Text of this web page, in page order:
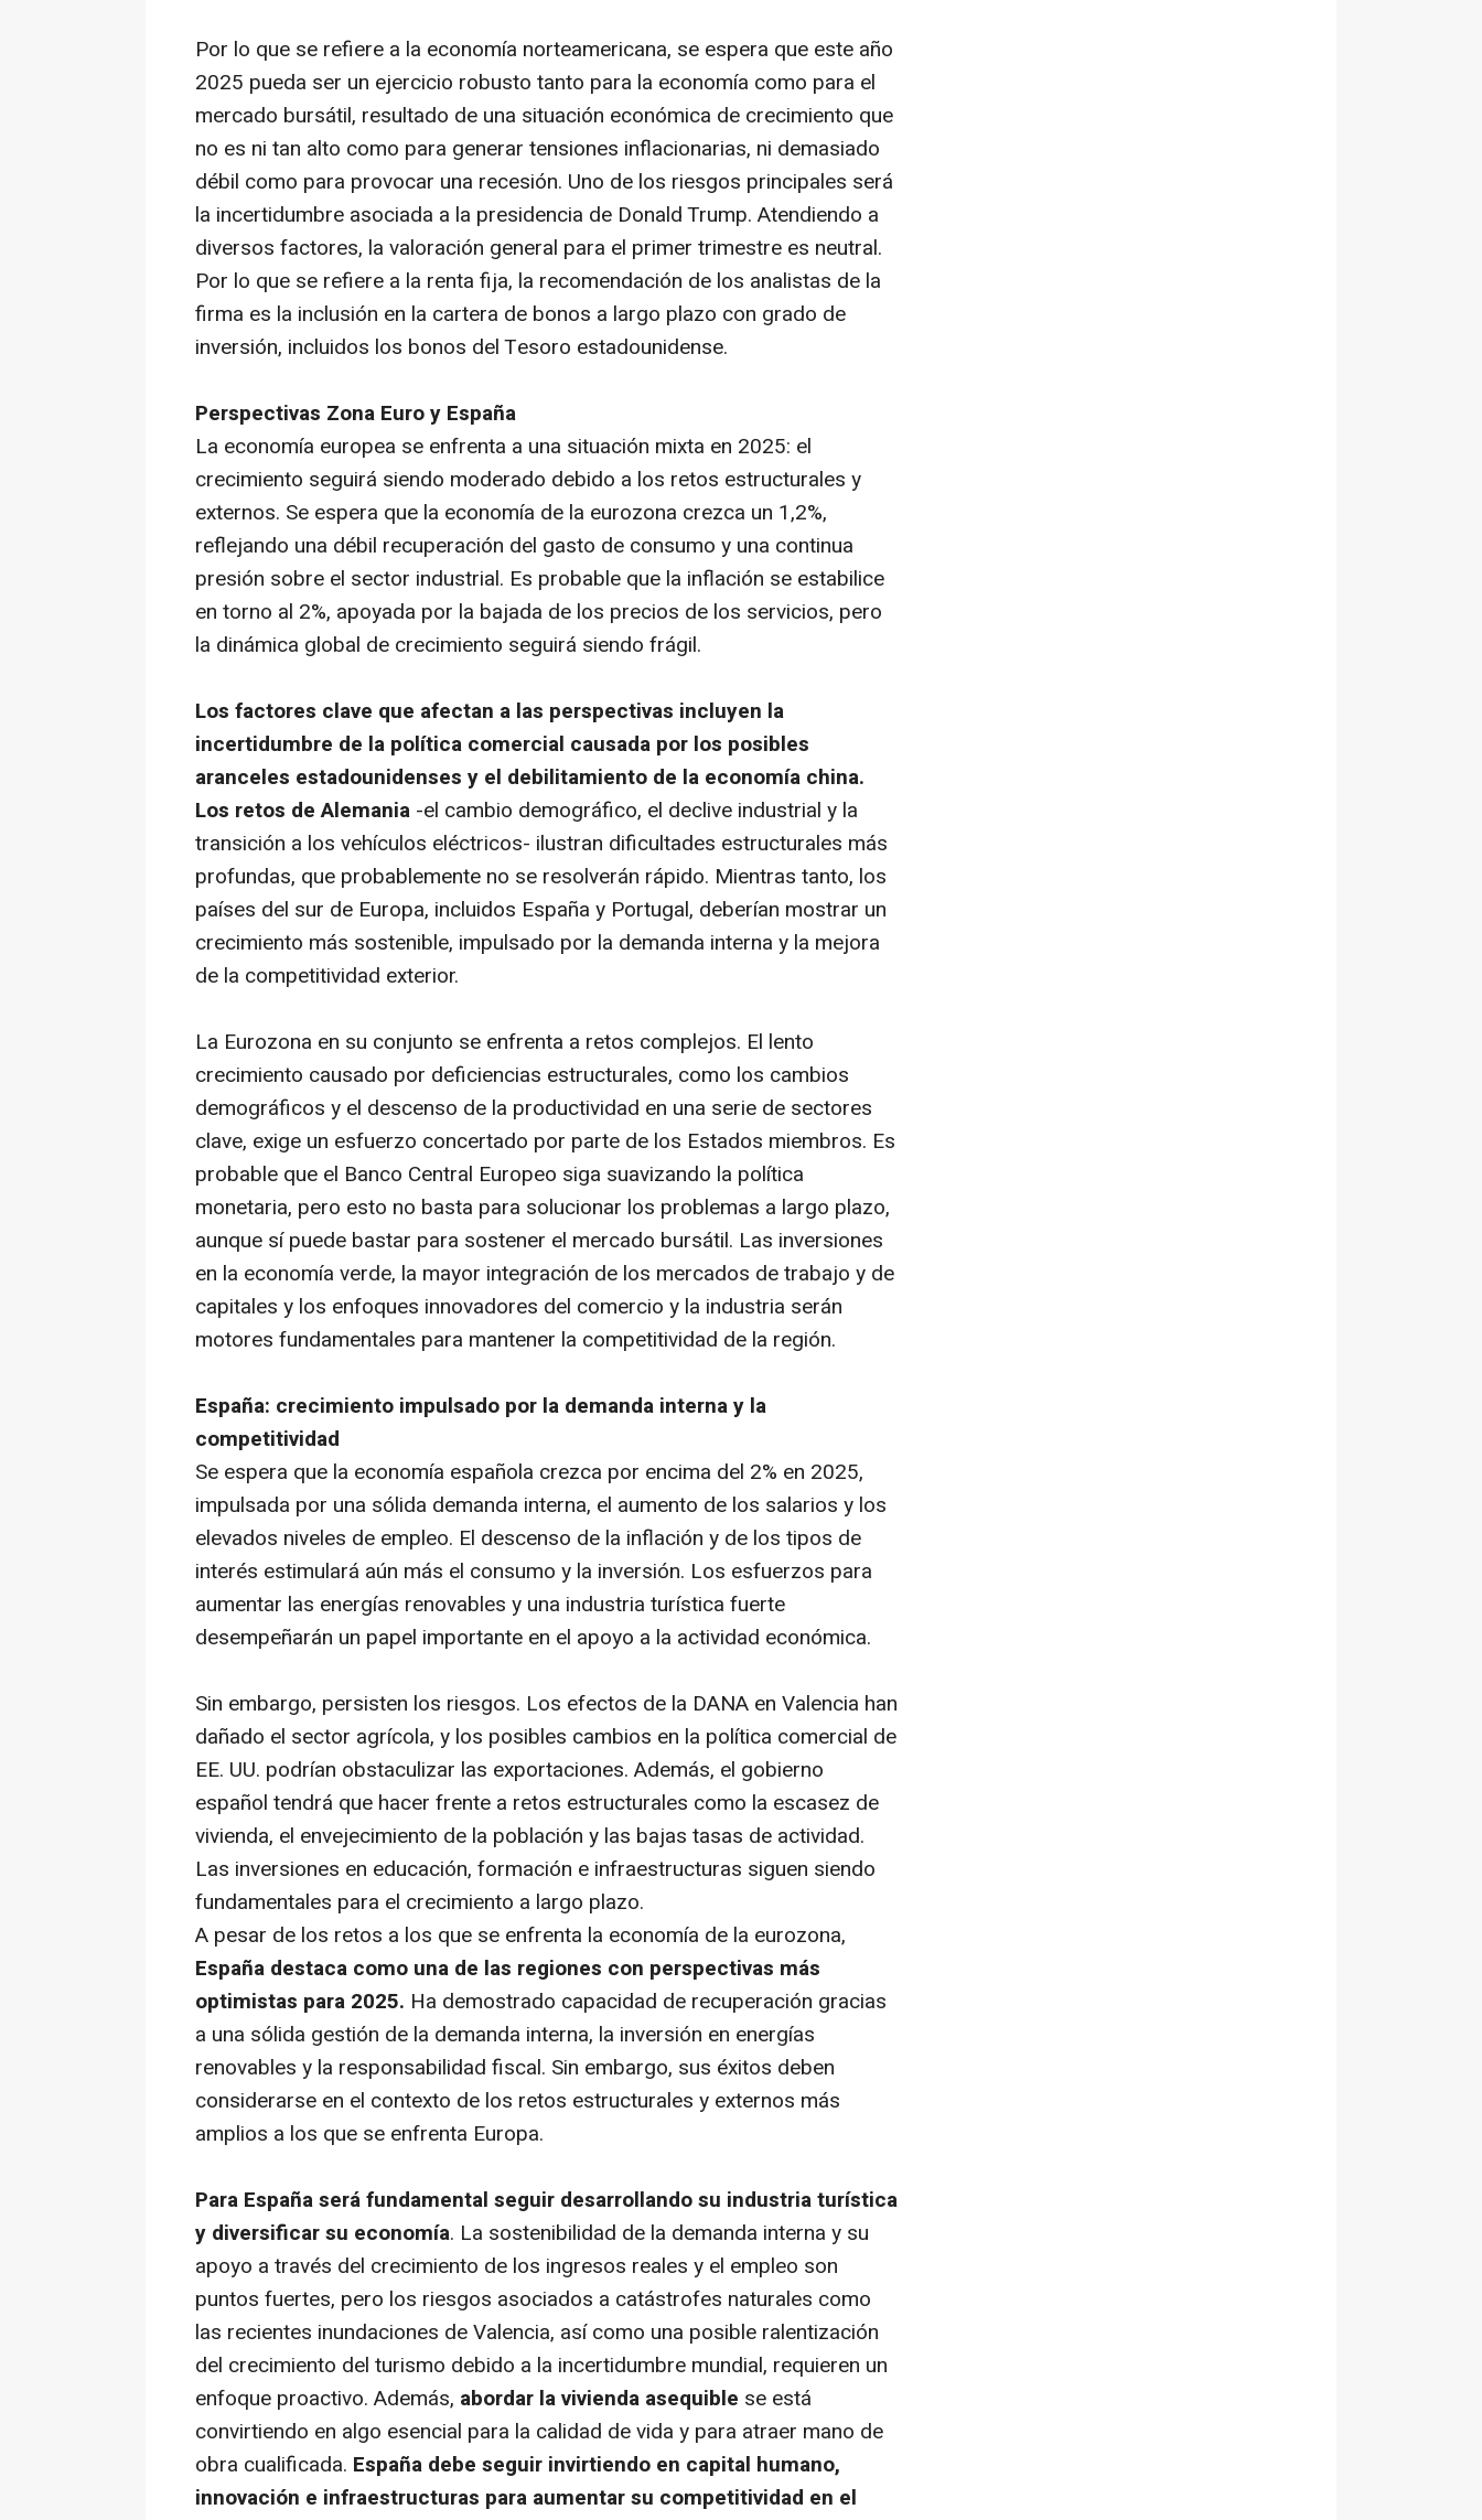
Por lo que se refiere a la economía norteamericana, se espera que este año
2025 pueda ser un ejercicio robusto tanto para la economía como para el
mercado bursátil, resultado de una situación económica de crecimiento que
no es ni tan alto como para generar tensiones inflacionarias, ni demasiado
débil como para provocar una recesión. Uno de los riesgos principales será
la incertidumbre asociada a la presidencia de Donald Trump. Atendiendo a
diversos factores, la valoración general para el primer trimestre es neutral.
Por lo que se refiere a la renta fija, la recomendación de los analistas de la
firma es la inclusión en la cartera de bonos a largo plazo con grado de
inversión, incluidos los bonos del Tesoro estadounidense.
Perspectivas Zona Euro y España
La economía europea se enfrenta a una situación mixta en 2025: el
crecimiento seguirá siendo moderado debido a los retos estructurales y
externos. Se espera que la economía de la eurozona crezca un 1,2%,
reflejando una débil recuperación del gasto de consumo y una continua
presión sobre el sector industrial. Es probable que la inflación se estabilice
en torno al 2%, apoyada por la bajada de los precios de los servicios, pero
la dinámica global de crecimiento seguirá siendo frágil.
Los factores clave que afectan a las perspectivas incluyen la
incertidumbre de la política comercial causada por los posibles
aranceles estadounidenses y el debilitamiento de la economía china.
Los retos de Alemania -el cambio demográfico, el declive industrial y la
transición a los vehículos eléctricos- ilustran dificultades estructurales más
profundas, que probablemente no se resolverán rápido. Mientras tanto, los
países del sur de Europa, incluidos España y Portugal, deberían mostrar un
crecimiento más sostenible, impulsado por la demanda interna y la mejora
de la competitividad exterior.
La Eurozona en su conjunto se enfrenta a retos complejos. El lento
crecimiento causado por deficiencias estructurales, como los cambios
demográficos y el descenso de la productividad en una serie de sectores
clave, exige un esfuerzo concertado por parte de los Estados miembros. Es
probable que el Banco Central Europeo siga suavizando la política
monetaria, pero esto no basta para solucionar los problemas a largo plazo,
aunque sí puede bastar para sostener el mercado bursátil. Las inversiones
en la economía verde, la mayor integración de los mercados de trabajo y de
capitales y los enfoques innovadores del comercio y la industria serán
motores fundamentales para mantener la competitividad de la región.
España: crecimiento impulsado por la demanda interna y la
competitividad
Se espera que la economía española crezca por encima del 2% en 2025,
impulsada por una sólida demanda interna, el aumento de los salarios y los
elevados niveles de empleo. El descenso de la inflación y de los tipos de
interés estimulará aún más el consumo y la inversión. Los esfuerzos para
aumentar las energías renovables y una industria turística fuerte
desempeñarán un papel importante en el apoyo a la actividad económica.
Sin embargo, persisten los riesgos. Los efectos de la DANA en Valencia han
dañado el sector agrícola, y los posibles cambios en la política comercial de
EE. UU. podrían obstaculizar las exportaciones. Además, el gobierno
español tendrá que hacer frente a retos estructurales como la escasez de
vivienda, el envejecimiento de la población y las bajas tasas de actividad.
Las inversiones en educación, formación e infraestructuras siguen siendo
fundamentales para el crecimiento a largo plazo.
A pesar de los retos a los que se enfrenta la economía de la eurozona,
España destaca como una de las regiones con perspectivas más
optimistas para 2025. Ha demostrado capacidad de recuperación gracias
a una sólida gestión de la demanda interna, la inversión en energías
renovables y la responsabilidad fiscal. Sin embargo, sus éxitos deben
considerarse en el contexto de los retos estructurales y externos más
amplios a los que se enfrenta Europa.
Para España será fundamental seguir desarrollando su industria turística
y diversificar su economía. La sostenibilidad de la demanda interna y su
apoyo a través del crecimiento de los ingresos reales y el empleo son
puntos fuertes, pero los riesgos asociados a catástrofes naturales como
las recientes inundaciones de Valencia, así como una posible ralentización
del crecimiento del turismo debido a la incertidumbre mundial, requieren un
enfoque proactivo. Además, abordar la vivienda asequible se está
convirtiendo en algo esencial para la calidad de vida y para atraer mano de
obra cualificada. España debe seguir invirtiendo en capital humano,
innovación e infraestructuras para aumentar su competitividad en el